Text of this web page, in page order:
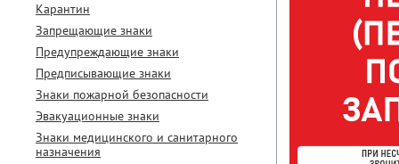
Карантин
Запрещающие знаки
Предупреждающие знаки
Предписывающие знаки
Знаки пожарной безопасности
Эвакуационные знаки
Знаки медицинского и санитарного
назначения